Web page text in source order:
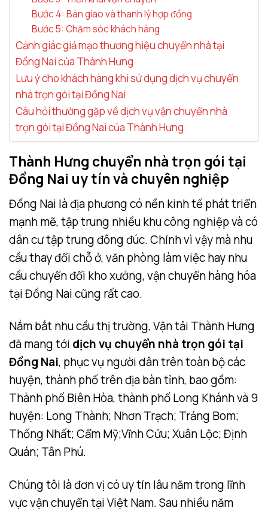
Bước 4: Bàn giao và thanh lý hợp đồng
Bước 5: Chăm sóc khách hàng
Cảnh giác giả mạo thương hiệu chuyển nhà tại
Đồng Nai của Thành Hưng
Lưu ý cho khách hàng khi sử dụng dịch vụ chuyển
nhà trọn gói tại Đồng Nai
Câu hỏi thường gặp về dịch vụ vận chuyển nhà
trọn gói tại Đồng Nai của Thành Hưng
Thành Hưng chuyển nhà trọn gói tại
Đồng Nai uy tín và chuyên nghiệp
Đồng Nai là địa phương có nền kinh tế phát triển
mạnh mẽ, tập trung nhiều khu công nghiệp và có
dân cư tập trung đông đúc. Chính vì vậy mà nhu
cầu thay đổi chỗ ở, văn phòng làm việc hay nhu
cầu chuyển đổi kho xưởng, vận chuyển hàng hóa
tại Đồng Nai cũng rất cao.
Nắm bắt nhu cầu thị trường, Vận tải Thành Hưng
đã mang tới dịch vụ chuyển nhà trọn gói tại
Đồng Nai, phục vụ người dân trên toàn bộ các
huyện, thành phố trên địa bàn tỉnh, bao gồm:
Thành phố Biên Hòa, thành phố Long Khánh và 9
huyện: Long Thành; Nhơn Trạch; Trảng Bom;
Thống Nhất; Cẩm Mỹ;Vĩnh Cửu; Xuân Lộc; Định
Quán; Tân Phú.
Chúng tôi là đơn vị có uy tín lâu năm trong lĩnh
vực vận chuyển tại Việt Nam. Sau nhiều năm